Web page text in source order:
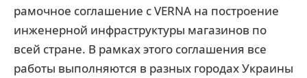
рамочное соглашение с VERNA на построение
инженерной инфраструктуры магазинов по
всей стране. В рамках этого соглашения все
работы выполняются в разных городах Украины